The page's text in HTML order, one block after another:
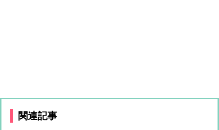
関連記事